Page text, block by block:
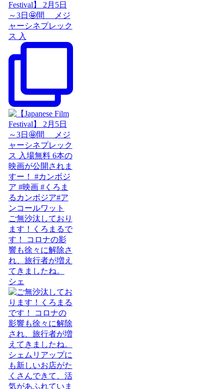
Festival】 2月5日
～3日🤩間 メジ
ャーシネプレック
ス 入
ご無沙汰しており
ます！くろまるで
す！ コロナの影
響も徐々に解除さ
れ、旅行者が増え
てきましたね。
シェ